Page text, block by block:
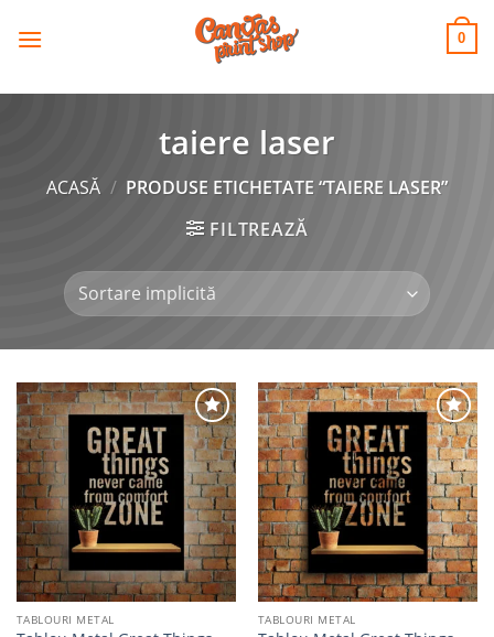
CANVAS
PRINT SHOP 0
taiere laser
ACASĂ / PRODUSE ETICHETATE “TAIERE LASER”
FILTREAZĂ
Adaugă
la
favorite
TABLOURI METAL
Adaugă
la
favorite
TABLOURI METAL